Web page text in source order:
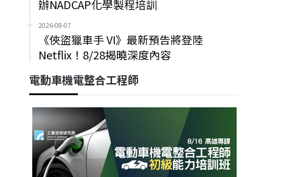
辦NADCAP化學製程培訓
2026-08-07
《俠盜獵車手 VI》最新預告將登陸
Netflix！8/28揭曉深度內容
電動車機電整合工程師